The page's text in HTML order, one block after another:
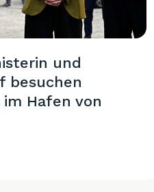
und
besuchen
Hafen von